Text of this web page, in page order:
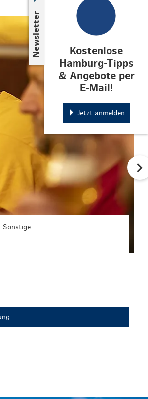
Newsletter
Kostenlose
Hamburg-Tipps
& Angebote per
E-Mail!
Jetzt anmelden
Sonstige